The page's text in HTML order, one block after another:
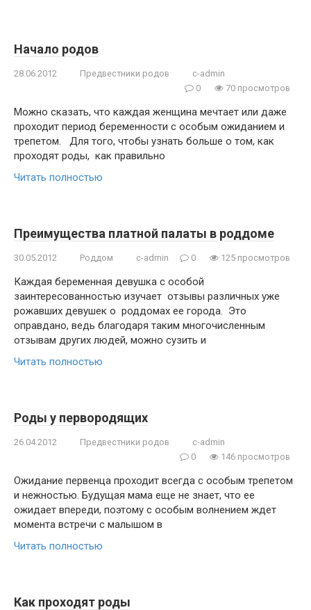
Начало родов
28.06.2012 Предвестники родов
c-admin
0
70 просмотров
Можно сказать, что каждая женщина мечтает или даже
проходит период беременности с особым ожиданием и
трепетом. Для того, чтобы узнать больше о том, как
проходят роды, как правильно
Читать полностью
Преимущества платной палаты в роддоме
30.05.2012 Роддом c-admin 0 125 просмотров
Каждая беременная девушка с особой
заинтересованностью изучает отзывы различных уже
рожавших девушек о роддомах ее города. Это
оправдано, ведь благодаря таким многочисленным
отзывам других людей, можно сузить и
Читать полностью
Роды у первородящих
26.04.2012 Предвестники родов
c-admin
0
146 просмотров
Ожидание первенца проходит всегда с особым трепетом
и нежностью. Будущая мама еще не знает, что ее
ожидает впереди, поэтому с особым волнением ждет
момента встречи с малышом в
Читать полностью
Как проходят роды